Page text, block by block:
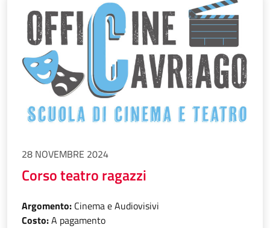
28 NOVEMBRE 2024
Corso teatro ragazzi
Argomento: Cinema e Audiovisivi
Costo:A pagamento